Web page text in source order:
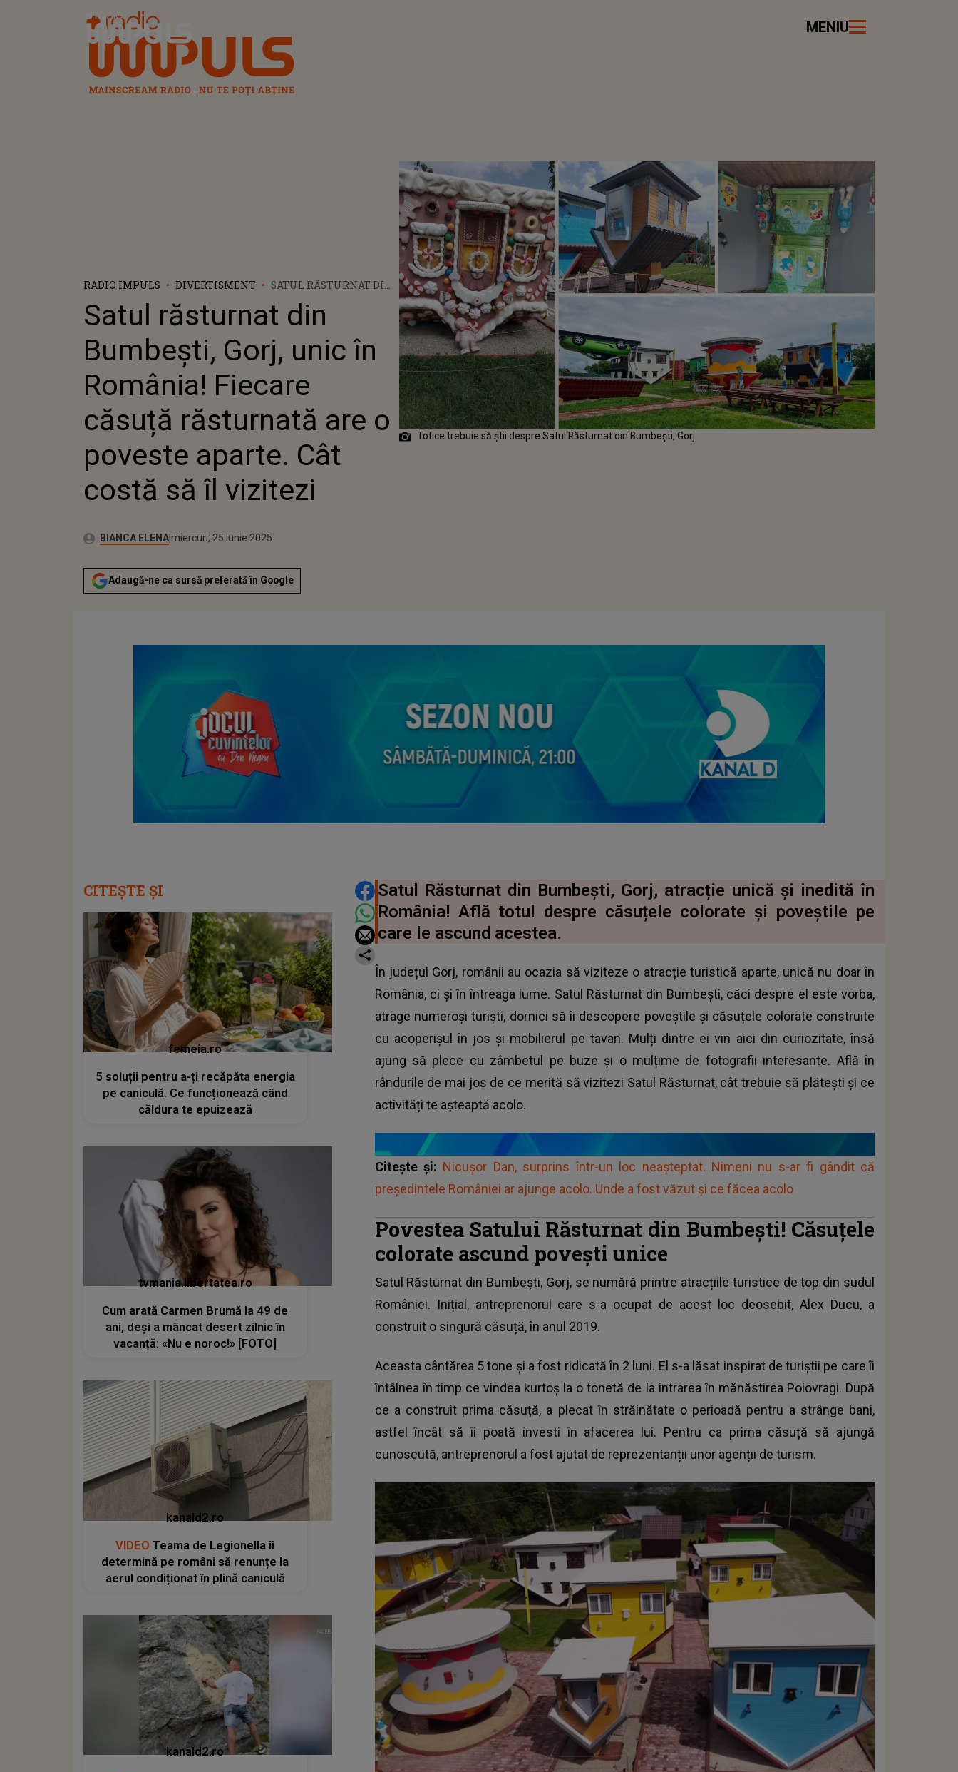
Radio Impuls MENIU
RADIO IMPULS DIVERTISMENT
SATUL RĂSTURNAT DIN
ÎN ROMÂNIA! FIECARE
CĂSUȚĂ RĂSTURNATĂ
ARE O POVESTE APARTE.
CÂT COSTĂ SĂ ÎL
VIZITEZI
Satul răsturnat din
Bumbești, Gorj, unic în
România! Fiecare
căsuță răsturnată are o
poveste aparte. Cât
costă să îl vizitezi
Autor:BIANCA ELENAPublicat:
miercuri, 25 iunie 2025
Actualizat:
miercuri, 25 iunie 2025
Adaugă-ne ca sursă preferată în Google
Tot ce trebuie să știi despre Satul Răsturnat din Bumbești, Gorj
DISTRIBUIE ARTICOLUL
Satul Răsturnat din Bumbești, Gorj, atracție unică și inedită în
România! Află totul despre căsuțele colorate și poveștile pe
care le ascund acestea.
În județul Gorj, românii au ocazia să viziteze o atracție turistică aparte, unică nu doar în
România, ci și în întreaga lume. Satul Răsturnat din Bumbești, căci despre el este vorba,
atrage numeroși turiști, dornici să îi descopere poveștile și căsuțele colorate construite
cu acoperișul în jos și mobilierul pe tavan. Mulți dintre ei vin aici din curiozitate, însă
ajung să plece cu zâmbetul pe buze și o mulțime de fotografii interesante. Află în
rândurile de mai jos de ce merită să vizitezi Satul Răsturnat, cât trebuie să plătești și ce
activități te așteaptă acolo.
Citește și: Nicușor Dan, surprins într-un loc neașteptat. Nimeni nu s-ar fi gândit că
președintele României ar ajunge acolo. Unde a fost văzut și ce făcea acolo
Povestea Satului Răsturnat din Bumbești! Căsuțele
colorate ascund povești unice
Satul Răsturnat din Bumbești, Gorj, se numără printre atracțiile turistice de top din sudul
României. Inițial, antreprenorul care s-a ocupat de acest loc deosebit, Alex Ducu, a
construit o singură căsuță, în anul 2019.
Aceasta cântărea 5 tone și a fost ridicată în 2 luni. El s-a lăsat inspirat de turiștii pe care îi
întâlnea în timp ce vindea kurtoș la o tonetă de la intrarea în mănăstirea Polovragi. După
ce a construit prima căsuță, a plecat în străinătate o perioadă pentru a strânge bani,
astfel încât să îi poată investi în afacerea lui. Pentru ca prima căsuță să ajungă
cunoscută, antreprenorul a fost ajutat de reprezentanții unor agenții de turism.
CITEȘTE ȘI
femeia.ro
5 soluții pentru a-ți recăpăta energia
pe caniculă. Ce funcționează când
căldura te epuizează
tvmania.libertatea.ro
Cum arată Carmen Brumă la 49 de
ani, deși a mâncat desert zilnic în
vacanță: «Nu e noroc!» [FOTO]
kanald2.ro
VIDEO Teama de Legionella îi
determină pe români să renunțe la
aerul condiționat în plină caniculă
kanald2.ro